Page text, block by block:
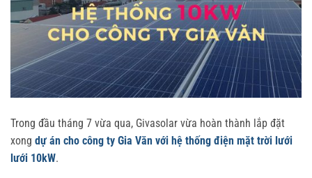
Trong đầu tháng 7 vừa qua, Givasolar vừa hoàn thành lắp đặt
xong dự án cho công ty Gia Văn với hệ thống điện mặt trời lưới
lưới 10kW.